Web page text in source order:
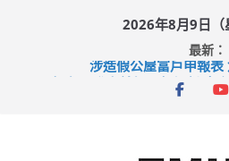
2026年8月9日（
最新：
涉造假公屋富戶申報